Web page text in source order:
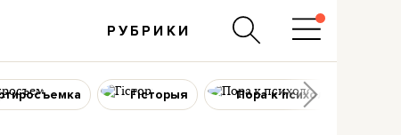
РУБРИКИ
Гісторыя Пора к психологу